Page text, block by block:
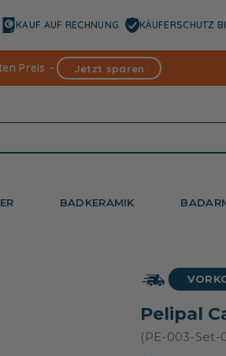
KAUF AUF RECHNUNG KÄUFERSCHUTZ
Preis – Jetzt sparen
BADKERAMIK
Pelipal
(PE-003-Set-